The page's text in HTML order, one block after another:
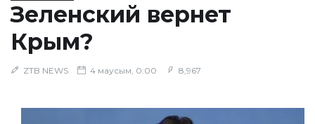
Зеленский вернет
Крым?
ZTB NEWS 4 маусым, 0:00 8,967